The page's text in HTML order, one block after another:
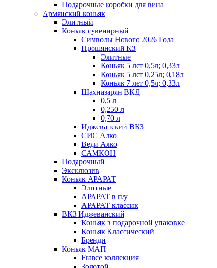
Подарочные коробки для вина
Армянский коньяк
Элитный
Коньяк сувенирный
Символы Нового 2026 Года
Прошянский КЗ
Элитные
Коньяк 5 лет 0,5л; 0,33л
Коньяк 5 лет 0,25л; 0,18л
Коньяк 7 лет 0,5л; 0,33л
Шахназарян ВКД
0,5 л
0,250 л
0,70 л
Иджеванский ВКЗ
СИС Алко
Веди Алко
САМКОН
Подарочный
Эксклюзив
Коньяк АРАРАТ
Элитные
АРАРАТ в п/у
АРАРАТ классик
ВКЗ Иджеванский
Коньяк в подарочной упаковке
Коньяк Классический
Бренди
Коньяк МАП
France коллекция
Золотой